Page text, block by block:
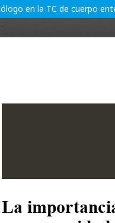
en la TC de cuerpo